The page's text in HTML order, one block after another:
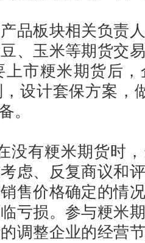
板块相关负责人
、玉米等期货交
市粳米期货后
设计套保方案，
。
有粳米期货时，
虑、反复商议和
售价格确定的情
亏损。参与粳米
调整企业的经营